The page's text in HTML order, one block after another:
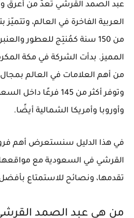
عبد الصمد القرشي تُعدّ من أعرق
العربية الفاخرة في العالم، وتتميّز
من 150 سنة كمُنتِج للعطور
المميز. بدأت الشركة في مكة
من أهم العلامات في العالم بمجال
وتوفر أكثر من 145
وأوروبا وأمريكا الشمالية أيضًا.
في هذا الدليل سنستعرض أهم
القرشي في السعودية مع
تقدمها، ونصائح للاستمتاع
من هي عبد الصمد